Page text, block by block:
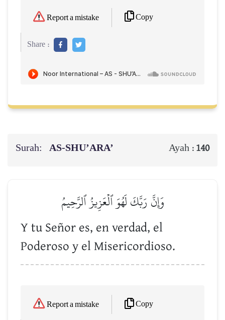
Report a mistake Copy
Share :
Surah: AS-SHU’ARA’ Ayah : 140
وَإِنَّ رَبَّكَ لَهُوَ ٱلۡعَزِيزُ ٱلرَّحِيمُ
Y tu Señor es, en verdad, el
Poderoso y el Misericordioso.
Report a mistake Copy